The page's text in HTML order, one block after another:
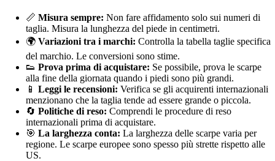
📏 Misura sempre: Non fare affidamento solo sui numeri di
taglia. Misura la lunghezza del piede in centimetri.
🌍 Variazioni tra i marchi: Controlla la tabella taglie specifica
del marchio. Le conversioni sono stime.
👟 Prova prima di acquistare: Se possibile, prova le scarpe
alla fine della giornata quando i piedi sono più grandi.
📱 Leggi le recensioni: Verifica se gli acquirenti internazionali
menzionano che la taglia tende ad essere grande o piccola.
🔄 Politiche di reso: Comprendi le procedure di reso
internazionali prima di acquistare.
🎯 La larghezza conta: La larghezza delle scarpe varia per
regione. Le scarpe europee sono spesso più strette rispetto alle
US.